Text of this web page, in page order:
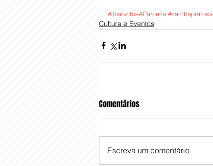
#JoãozitoeAParceria #sambaprarosa
Cultura e Eventos
Comentários
Escreva um comentário